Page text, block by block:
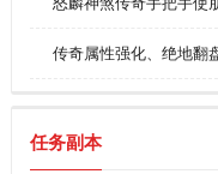
传奇属性强化、绝地翻
任务副本